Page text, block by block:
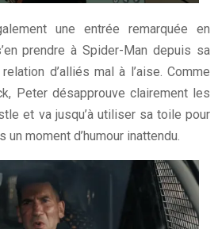
une entrée remarquée en
prendre à Spider-Man depuis sa
d’alliés mal à l’aise. Comme
Peter désapprouve clairement les
et va jusqu’à utiliser sa toile pour
un moment d’humour inattendu.